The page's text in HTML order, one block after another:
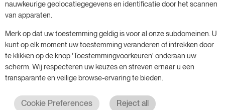
Start je gratis proefperiode
Plan je vergadering
nauwkeurige geolocatiegegevens en identificatie door het scannen
van apparaten.
Merk op dat uw toestemming geldig is voor al onze subdomeinen. U
kunt op elk moment uw toestemming veranderen of intrekken door
te klikken op de knop 'Toestemmingvoorkeuren' onderaan uw
scherm. Wij respecteren uw keuzes en streven ernaar u een
transparante en veilige browse-ervaring te bieden.
Cookie Preferences Reject all